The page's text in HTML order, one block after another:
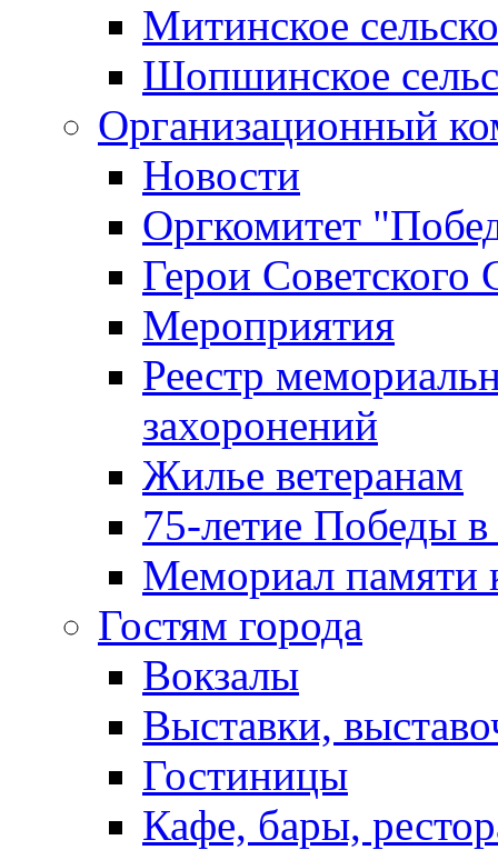
Митинское
Шопшинское
Организационный
Новости
Оргкомитет
Герои Советского
Мероприятия
Реестр
захоронений
Жилье ветеранам
75-летие Победы
Мемориал памяти
Гостям города
Вокзалы
Выставки,
Гостиницы
Кафе, бары,